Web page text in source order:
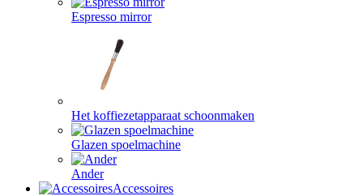
Espresso mirror
Het koffiezetapparaat schoonmaken
Glazen spoelmachine
Ander
Accessoires